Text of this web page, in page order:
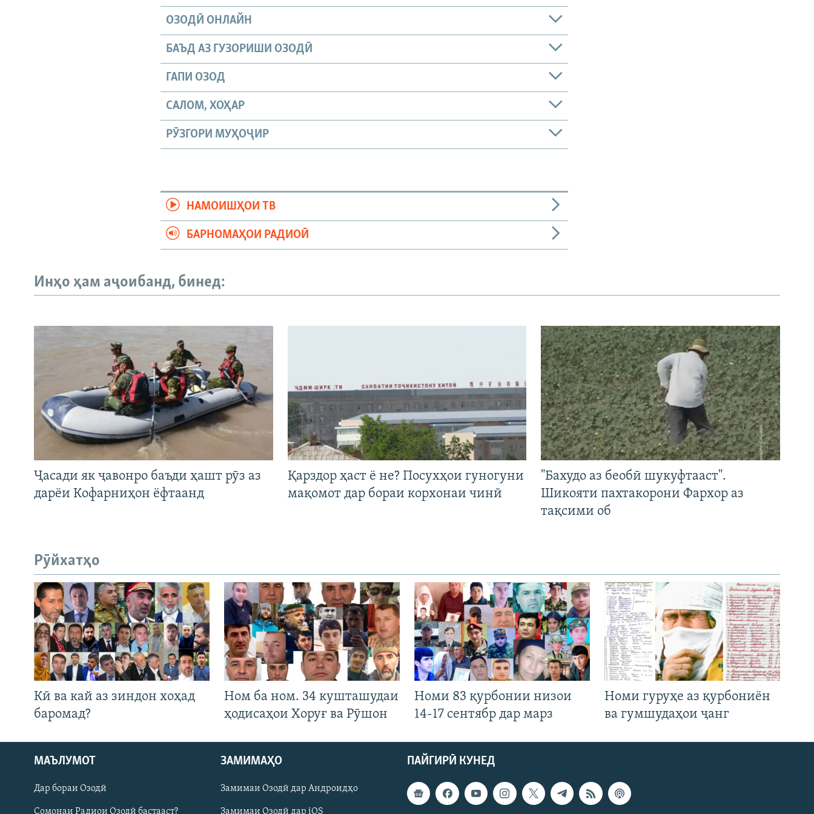
Русский
ПАЙГИРӢ КУНЕД
ОЗОДӢ ОНЛАЙН
БАЪД АЗ ГУЗОРИШИ ОЗОДӢ
ГАПИ ОЗОД
САЛОМ, ХОҲАР
РӮЗГОРИ МУҲОҶИР
НАМОИШҲОИ ТВ
БАРНОМАҲОИ РАДИОӢ
Инҳо ҳам аҷоибанд, бинед:
Ҷасади як ҷавонро баъди ҳашт рӯз аз
дарёи Кофарниҳон ёфтаанд
Қарздор ҳаст ё не? Посухҳои гуногуни
мақомот дар бораи корхонаи чинӣ
"Бахудо аз беобӣ шукуфтааст".
Шикояти пахтакорони Фархор аз
тақсими об
Рӯйхатҳо
Кӣ ва кай аз зиндон хоҳад
баромад?
Ном ба ном. 34 кушташудаи
ҳодисаҳои Хоруғ ва Рӯшон
Номи 83 қурбонии низои
14-17 сентябр дар марз
Номи гуруҳе аз қурбониён
ва гумшудаҳои ҷанг
ПАЙГИРӢ КУНЕД
МАЪЛУМОТ
Дар бораи Озодӣ
Сомонаи Радиои Озодӣ бастааст?
ЗАМИМАҲО
Замимаи Озодӣ дар Андроидҳо
Замимаи Озодӣ дар iOS